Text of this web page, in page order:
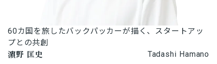
60カ国を旅したバックパッカーが描く、スタートアッ
プとの共創
濵野 匡史 Tadashi Hamano